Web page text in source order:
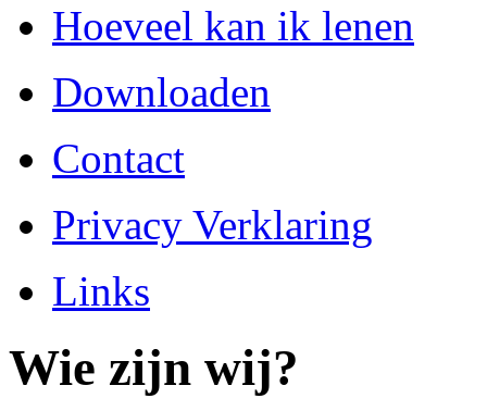
Hoeveel kan ik lenen
Downloaden
Contact
Privacy Verklaring
Links
Wie zijn wij?